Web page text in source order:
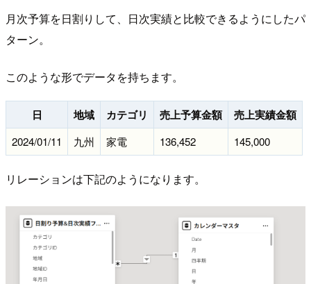
月次予算を日割りして、日次実績と比較できるようにしたパ
ターン。
このような形でデータを持ちます。
日 地域 カテゴリ 売上予算金額 売上実績金額
2024/01/11 九州 家電 136,452 145,000
リレーションは下記のようになります。